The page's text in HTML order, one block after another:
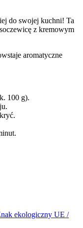
do swojej kuchni! Ta
z kremowym
aromatyczne
100 g).
ekologiczny UE /